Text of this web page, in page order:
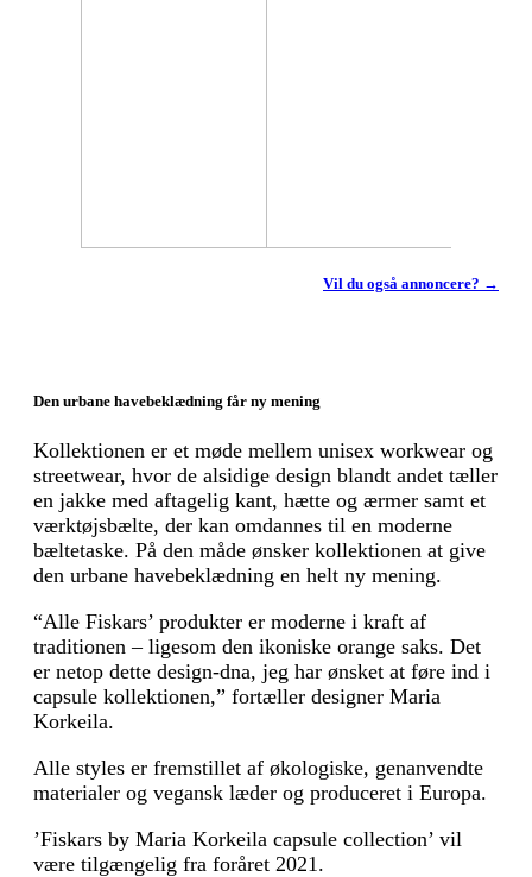
Vil du også annoncere? →
Den urbane havebeklædning får ny mening
Kollektionen er et møde mellem unisex workwear og
streetwear, hvor de alsidige design blandt andet tæller
en jakke med aftagelig kant, hætte og ærmer samt et
værktøjsbælte, der kan omdannes til en moderne
bæltetaske. På den måde ønsker kollektionen at give
den urbane havebeklædning en helt ny mening.
“Alle Fiskars’ produkter er moderne i kraft af
traditionen – ligesom den ikoniske orange saks. Det
er netop dette design-dna, jeg har ønsket at føre ind i
capsule kollektionen,” fortæller designer Maria
Korkeila.
Alle styles er fremstillet af økologiske, genanvendte
materialer og vegansk læder og produceret i Europa.
’Fiskars by Maria Korkeila capsule collection’ vil
være tilgængelig fra foråret 2021.